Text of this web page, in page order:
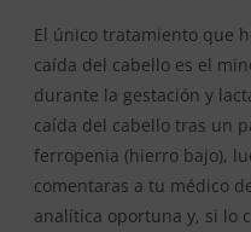
El único tratamiento que
caída del cabello es el
durante la gestación y
caída del cabello tras un
ferropenia (hierro bajo),
comentaras a tu médico
analítica oportuna y, si lo